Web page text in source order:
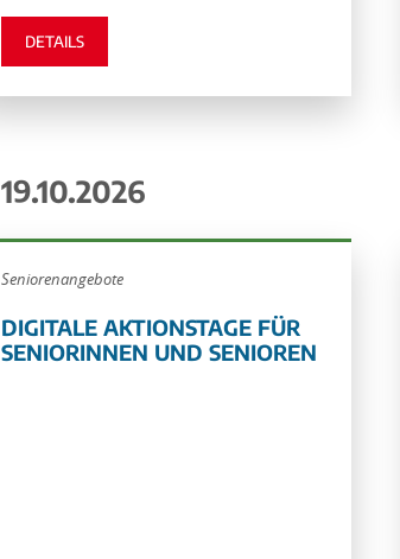
DETAILS
19.10.2026
Seniorenangebote
DIGITALE AKTIONSTAGE FÜR
SENIORINNEN UND SENIOREN